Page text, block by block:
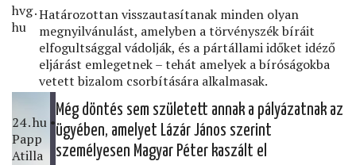
hvg․
hu
Határozottan visszautasítanak minden olyan
megnyilvánulást, amelyben a törvényszék bíráit
elfogultsággal vádolják, és a pártállami időket idéző
eljárást emlegetnek – tehát amelyek a bíróságokba
vetett bizalom csorbítására alkalmasak.
24․hu •
Papp
Atilla
Még döntés sem született annak a pályázatnak az
ügyében, amelyet Lázár János szerint
személyesen Magyar Péter kaszált el